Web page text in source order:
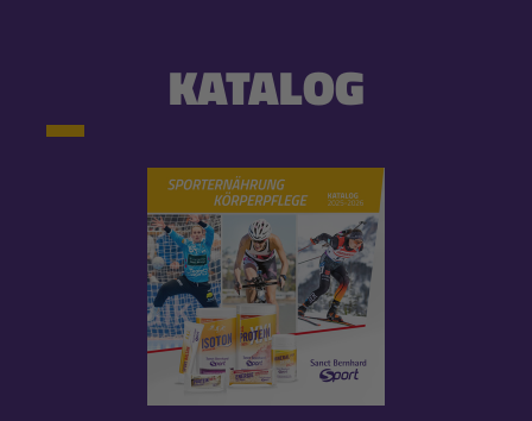
KATALOG